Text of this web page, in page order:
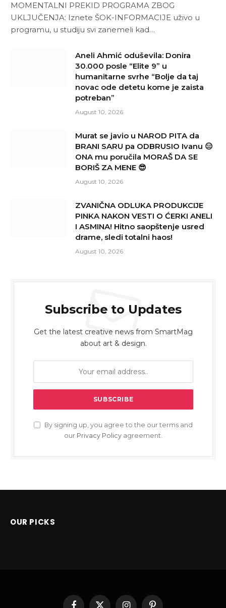
MOMENTALNI PREKID PROGRAMA ZBOG
UKLJUČENJA: Iznete ŠOK-INFORMACIJE uživo u
programu, u studiju svi zanemeli kad…
Aneli Ahmić oduševila: Donira
30.000 posle “Elite 9” u
humanitarne svrhe “Bolje da taj
novac ode detetu kome je zaista
potreban”
August 10, 2026
Murat se javio u NAROD PITA da
BRANI SARU pa ODBRUSIO Ivanu 😑
ONA mu poručila MORAŠ DA SE
BORIŠ ZA MENE 😎
August 10, 2026
ZVANIČNA ODLUKA PRODUKCIJE
PINKA NAKON VESTI O ĆERKI ANELI
I ASMINA! Hitno saopštenje usred
drame, sledi totalni haos!
August 10, 2026
Subscribe to Updates
Get the latest creative news from SmartMag
about art & design.
By signing up, you agree to the our terms and
our Privacy Policy agreement.
OUR PICKS